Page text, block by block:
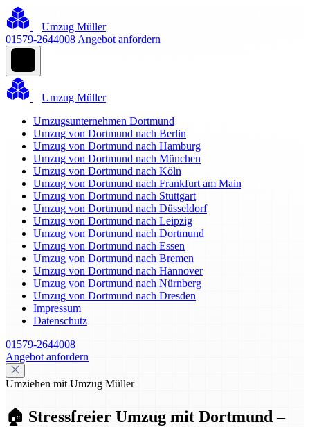
Umzug Müller
01579-2644008 Angebot anfordern
Umzug Müller
Umzugsunternehmen Dortmund
Umzug von Dortmund nach Berlin
Umzug von Dortmund nach Hamburg
Umzug von Dortmund nach München
Umzug von Dortmund nach Köln
Umzug von Dortmund nach Frankfurt am Main
Umzug von Dortmund nach Stuttgart
Umzug von Dortmund nach Düsseldorf
Umzug von Dortmund nach Leipzig
Umzug von Dortmund nach Dortmund
Umzug von Dortmund nach Essen
Umzug von Dortmund nach Bremen
Umzug von Dortmund nach Hannover
Umzug von Dortmund nach Nürnberg
Umzug von Dortmund nach Dresden
Impressum
Datenschutz
01579-2644008
Angebot anfordern
Umziehen mit Umzug Müller
🏠 Stressfreier Umzug mit Dortmund –